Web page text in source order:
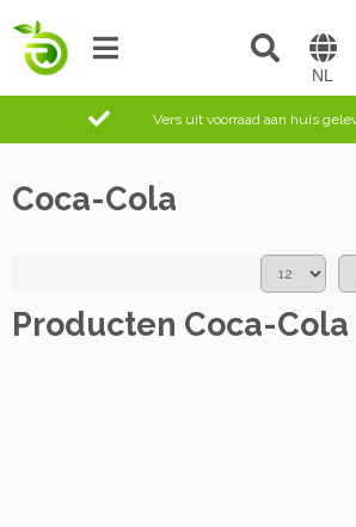
Vers uit voorraad aan huis
Coca-Cola
Producten Coca-Cola